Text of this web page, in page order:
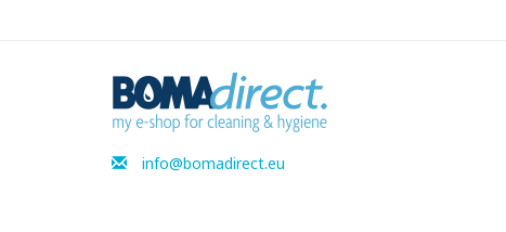
info@bomadirect.eu